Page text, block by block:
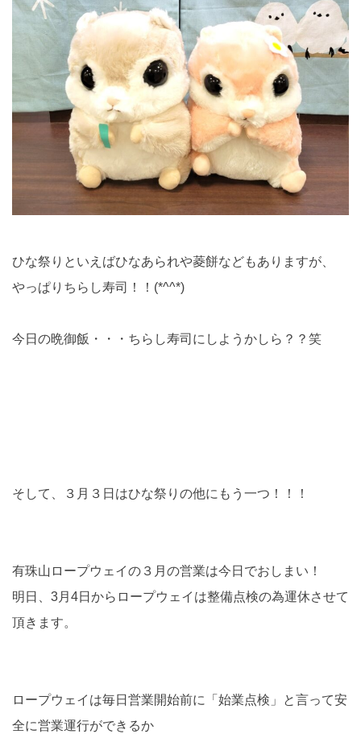
ひな祭りといえばひなあられや菱餅などもありますが、
やっぱりちらし寿司！！(*^^*)
今日の晩御飯・・・ちらし寿司にしようかしら？？笑
そして、３月３日はひな祭りの他にもう一つ！！！
有珠山ロープウェイの３月の営業は今日でおしまい！
明日、3月4日からロープウェイは整備点検の為運休させて
頂きます。
ロープウェイは毎日営業開始前に「始業点検」と言って安
全に営業運行ができるか